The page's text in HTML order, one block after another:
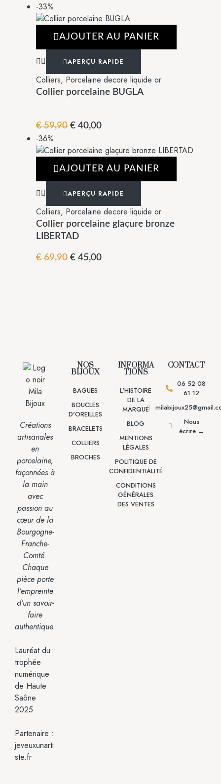
-33%
AJOUTER AU PANIER
APERÇU RAPIDE
Colliers, Porcelaine decore liquide or
Collier porcelaine BUGLA
€59,90 € 40,00
-36%
AJOUTER AU PANIER
APERÇU RAPIDE
Colliers, Porcelaine decore liquide or
Collier porcelaine glaçure bronze
LIBERTAD
€69,90 € 45,00
Créations
artisanales
en
porcelaine,
façonnées à
la main
avec
passion au
cœur de la
Bourgogne-
Franche-
Comté.
Chaque
pièce porte
l’empreinte
d’un savoir-
faire
authentique.
Lauréat du
trophée
numérique
de Haute
Saône
2025
Partenaire :
jeveuxunarti
ste.fr
NOS
BIJOUX
BAGUES
BOUCLES
D'OREILLES
BRACELETS
COLLIERS
BROCHES
INFORMA
TIONS
L'HISTOIRE
DE LA
MARQUE
BLOG
MENTIONS
LÉGALES
POLITIQUE DE
CONFIDENTIALITÉ
CONDITIONS
GÉNÉRALES
DES VENTES
CONTACT
06 52 08
61 12
Nous
écrire →